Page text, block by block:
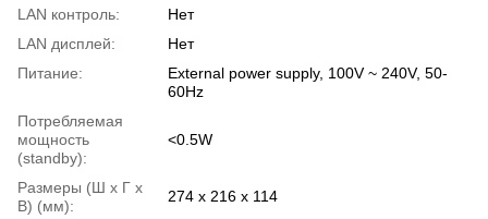
LAN контроль:
Нет
LAN дисплей:
Нет
Питание:
External power supply, 100V ~ 240V, 50-
60Hz
Потребляемая
мощность
(standby):
<0.5W
Размеры (Ш x Г x
В) (мм):
274 x 216 x 114